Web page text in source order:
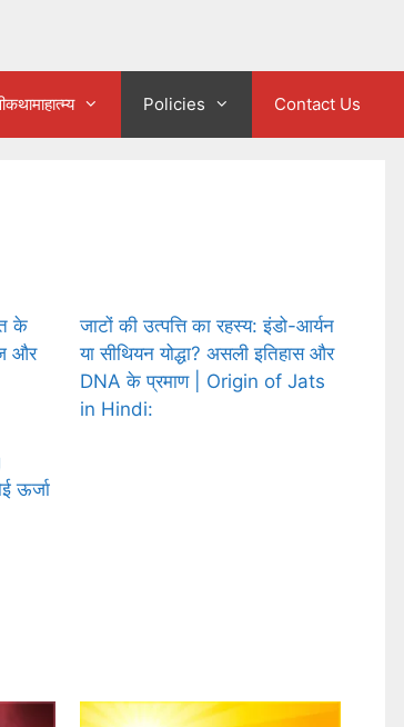
Policies Contact Us
के
और
जाटों की उत्पत्ति का रहस्य: इंडो-आर्यन
या सीथियन योद्धा? असली इतिहास और
DNA के प्रमाण | Origin of Jats
in Hindi:
ऊर्जा